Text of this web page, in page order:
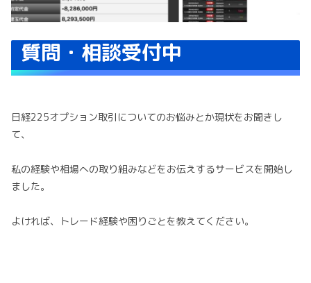
質問・相談受付中
日経225オプション取引についてのお悩みとか現状をお聞きし
て、
私の経験や相場への取り組みなどをお伝えするサービスを開始し
ました。
よければ、トレード経験や困りごとを教えてください。